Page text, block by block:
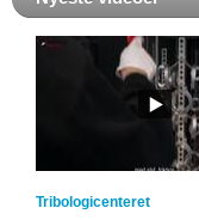
Tribologicenteret